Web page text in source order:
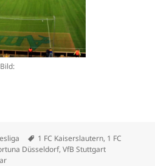
Schlagwörter
1 FC Kaiserslautern, 1 FC
Düsseldorf,VfB Stuttgart
zu Düsseldorf mit grösstem Stadion – in